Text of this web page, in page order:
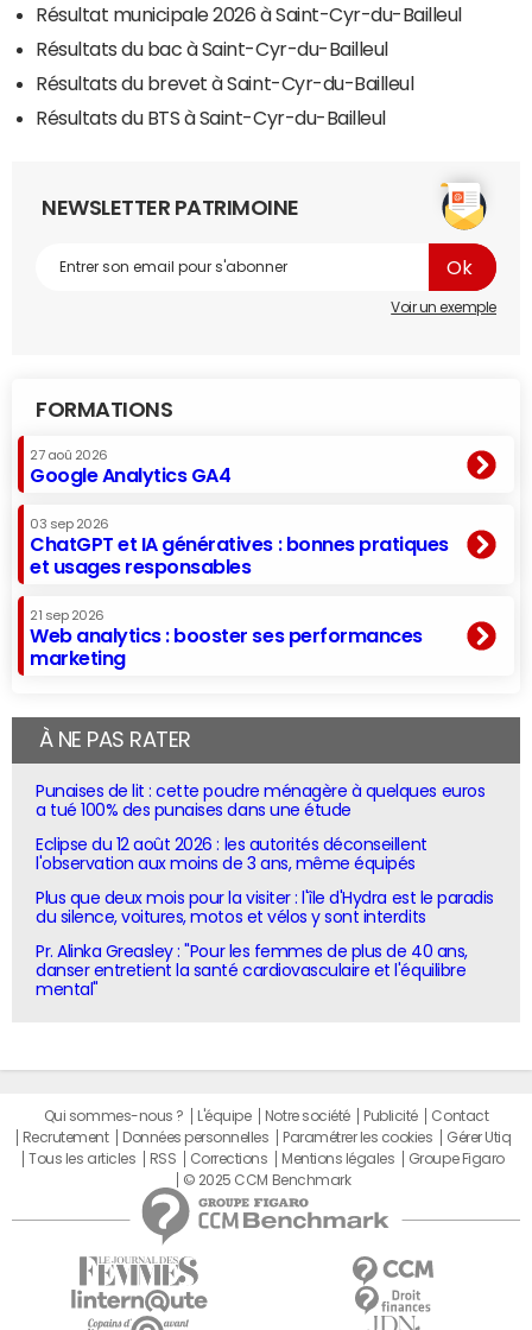
Résultat municipale 2026 à Saint-Cyr-du-Bailleul
Résultats du bac à Saint-Cyr-du-Bailleul
Résultats du brevet à Saint-Cyr-du-Bailleul
Résultats du BTS à Saint-Cyr-du-Bailleul
NEWSLETTER PATRIMOINE
Voir un exemple
FORMATIONS
27 aoû 2026
Google Analytics GA4
03 sep 2026
ChatGPT et IA génératives : bonnes pratiques
et usages responsables
21 sep 2026
Web analytics : booster ses performances
marketing
À NE PAS RATER
Punaises de lit : cette poudre ménagère à quelques euros
a tué 100% des punaises dans une étude
Eclipse du 12 août 2026 : les autorités déconseillent
l'observation aux moins de 3 ans, même équipés
Plus que deux mois pour la visiter : l'île d'Hydra est le paradis
du silence, voitures, motos et vélos y sont interdits
Pr. Alinka Greasley : "Pour les femmes de plus de 40 ans,
danser entretient la santé cardiovasculaire et l'équilibre
mental"
Qui sommes-nous ? L'équipe Notre société Publicité
Contact
Recrutement
Données personnelles Paramétrer les cookies
Gérer Utiq
Tous les articles
RSS Corrections Mentions légales
Groupe Figaro
© 2025 CCM Benchmark